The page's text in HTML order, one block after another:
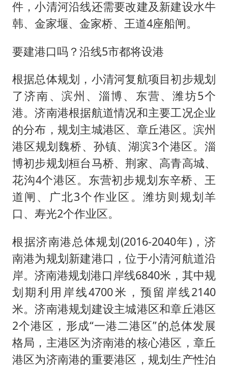
件，小清河沿线还需要改建及新建设水牛
韩、金家堰、金家桥、王道4座船闸。
要建港口吗？沿线5市都将设港
根据总体规划，小清河复航项目初步规划
了济南、滨州、淄博、东营、潍坊5个
港。济南港根据航道情况和主要工况企业
的分布，规划主城港区、章丘港区。滨州
港区规划魏桥、孙镇、湖滨3个港区。淄
博初步规划桓台马桥、荆家、高青高城、
花沟4个港区。东营初步规划东辛桥、王
道闸、广北3个作业区。潍坊则规划羊
口、寿光2个作业区。
根据济南港总体规划(2016-2040年)，济
南港为规划新建港口，位于小清河航道沿
岸。济南港规划港口岸线6840米，其中规
划期利用岸线4700米，预留岸线2140
米。济南港规划建设主城港区和章丘港区
2个港区，形成“一港二港区”的总体发展
格局，主港区为济南港的核心港区，章丘
港区为济南港的重要港区，规划生产性泊